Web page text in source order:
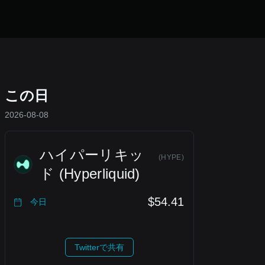
この日
2026-08-08
ハイパーリキッ
ド (Hyperliquid)
(HYPE)
今日 $54.41
Twitterで共有